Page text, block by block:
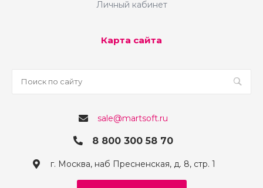
Личный кабинет
Карта сайта
sale@martsoft.ru
8 800 300 58 70
г. Москва, наб Пресненская, д. 8, стр. 1